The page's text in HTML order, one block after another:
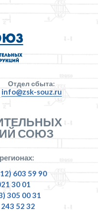
Отдел сбыта:
info@zsk-souz.ru
СОЮЗ
603 59 90
30 01
305 00 31
52 32